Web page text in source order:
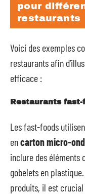
pour
restaurants
Voici des exemples
restaurants afin
efficace :
Restaurants fast-
Les fast-foods
encarton micro-
inclure des éléments
gobelets en
produits, il est